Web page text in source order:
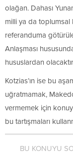
olağan. Dahası
milli ya da toplumsal
referanduma
Anlaşması
hususlardan
Kotzias’ın ise bu
uğratmamak,
vermemek için
bu tartışmaları
BU KONUYU